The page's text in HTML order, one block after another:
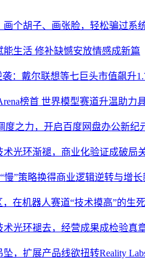
个胡子、画张脸，轻松骗过系
生活 修补缺憾安放情感成新篇
：戴尔联想等七巨头市值飙升
榜首 世界模型赛道升温助力
度之力，开启百度网盘办公新纪
光环渐褪，商业化验证成破局
慢”策略换得商业逻辑逆转与增长
在机器人赛道“技术摸高”的生
光环褪去，经营成果成检验真
，扩展产品线欲扭转Reality